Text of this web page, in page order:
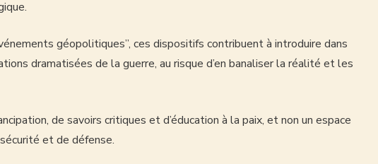
géopolitiques”, ces dispositifs contribuent à introduire dans
dramatisées de la guerre, au risque d’en banaliser la réalité et les
de savoirs critiques et d’éducation à la paix, et non un espace
et de défense.